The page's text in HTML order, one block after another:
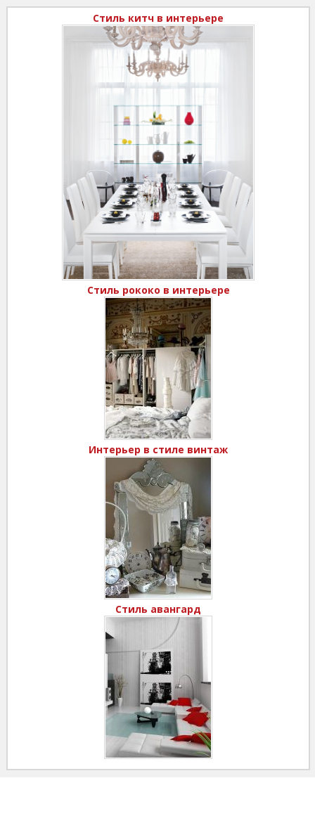
Стиль китч в интерьере
Стиль рококо в интерьере
Интерьер в стиле винтаж
Стиль авангард